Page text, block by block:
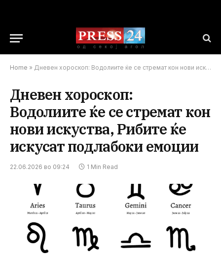
Home » Дневен хороскоп: Водолиите ќе се стремат кон нови искуства, Рибите ќе искусат подлабоки емоции
Дневен хороскоп:
Водолиите ќе се стремат кон
нови искуства, Рибите ќе
искусат подлабоки емоции
22.06.2026 во 09:24 1 Min Read